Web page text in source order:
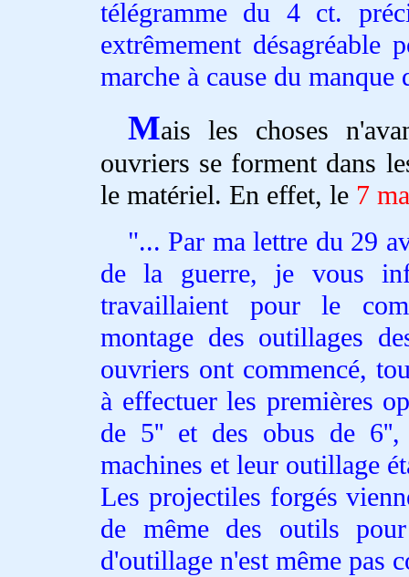
télégramme du 4 ct.
extrêmement
marche à cause du
Mais les choses
ouvriers se forment dans
le matériel. En effet, le 7
... Par ma lettre du 29
de la guerre, je vous
travaillaient pour le
montage des outillages
ouvriers ont commencé,
à effectuer les premières
de 5'' et des obus de
machines et leur outillage
Les projectiles forgés
de même des outils
d'outillage n'est même pas